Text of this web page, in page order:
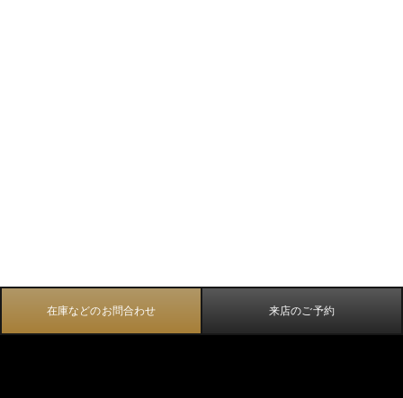
在庫などのお問合わせ 来店のご予約